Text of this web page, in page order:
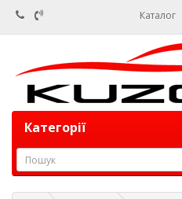
Каталог
Категорії